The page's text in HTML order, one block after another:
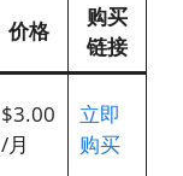
价格
购买
链接
$3.00
/月
立即
购买